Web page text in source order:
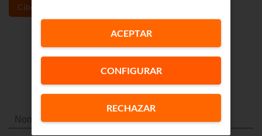
Ciberseguridad
Contacta con nuestro asesor de
Euskaltel
CONFIGURAR
RECHAZAR
ACEPTAR